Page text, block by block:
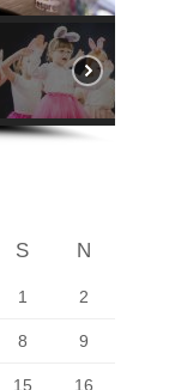
S N
1 2
8 9
15 16